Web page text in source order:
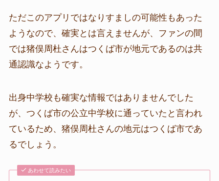
ただこのアプリではなりすましの可能性もあった
ようなので、確実とは言えませんが、ファンの間
では猪俣周杜さんはつくば市が地元であるのは共
通認識なようです。
出身中学校も確実な情報ではありませんでした
が、つくば市の公立中学校に通っていたと言われ
ているため、猪俣周杜さんの地元はつくば市であ
るでしょう。
あわせて読みたい